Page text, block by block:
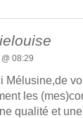
08:29
Mélusine,de
les
qualité et